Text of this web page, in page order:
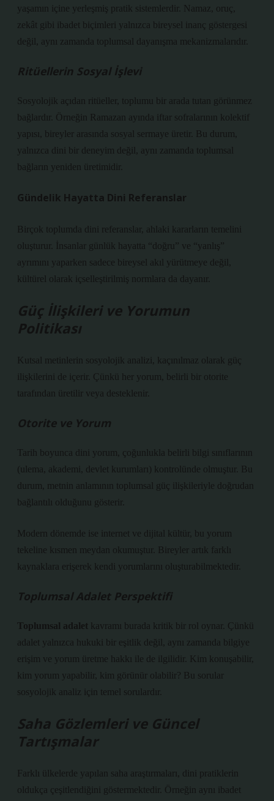
yaşamın içine yerleşmiş pratik sistemlerdir. Namaz, oruç,
zekât gibi ibadet biçimleri yalnızca bireysel inanç göstergesi
değil, aynı zamanda toplumsal dayanışma mekanizmalarıdır.
Ritüellerin Sosyal İşlevi
Sosyolojik açıdan ritüeller, toplumu bir arada tutan görünmez
bağlardır. Örneğin Ramazan ayında iftar sofralarının kolektif
yapısı, bireyler arasında sosyal sermaye üretir. Bu durum,
yalnızca dini bir deneyim değil, aynı zamanda toplumsal
bağların yeniden üretimidir.
Gündelik Hayatta Dini Referanslar
Birçok toplumda dini referanslar, ahlaki kararların temelini
oluşturur. İnsanlar günlük hayatta “doğru” ve “yanlış”
ayrımını yaparken sadece bireysel akıl yürütmeye değil,
kültürel olarak içselleştirilmiş normlara da dayanır.
Güç İlişkileri ve Yorumun
Politikası
Kutsal metinlerin sosyolojik analizi, kaçınılmaz olarak güç
ilişkilerini de içerir. Çünkü her yorum, belirli bir otorite
tarafından üretilir veya desteklenir.
Otorite ve Yorum
Tarih boyunca dini yorum, çoğunlukla belirli bilgi sınıflarının
(ulema, akademi, devlet kurumları) kontrolünde olmuştur. Bu
durum, metnin anlamının toplumsal güç ilişkileriyle doğrudan
bağlantılı olduğunu gösterir.
Modern dönemde ise internet ve dijital kültür, bu yorum
tekeline kısmen meydan okumuştur. Bireyler artık farklı
kaynaklara erişerek kendi yorumlarını oluşturabilmektedir.
Toplumsal Adalet Perspektifi
Toplumsal adalet kavramı burada kritik bir rol oynar. Çünkü
adalet yalnızca hukuki bir eşitlik değil, aynı zamanda bilgiye
erişim ve yorum üretme hakkı ile de ilgilidir. Kim konuşabilir,
kim yorum yapabilir, kim görünür olabilir? Bu sorular
sosyolojik analiz için temel sorulardır.
Saha Gözlemleri ve Güncel
Tartışmalar
Farklı ülkelerde yapılan saha araştırmaları, dini pratiklerin
oldukça çeşitlendiğini göstermektedir. Örneğin aynı ibadet